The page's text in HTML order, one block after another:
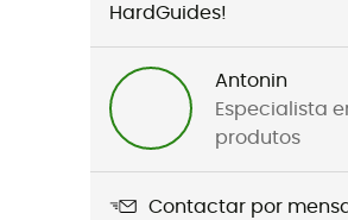
DimensõesHardGuides!
Antonin
Especialista
produtos
Contactar por